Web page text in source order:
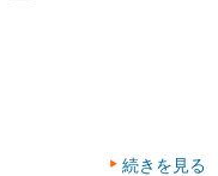
続きを見る